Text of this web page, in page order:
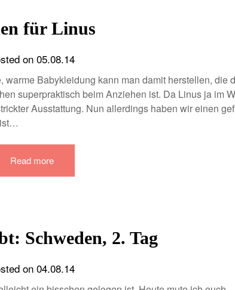
für Linus
on 05.08.14
Babykleidung kann man damit herstellen, die
superpraktisch beim Anziehen ist. Da Linus ja im
Ausstattung. Nun allerdings haben wir einen
ist…
Read more
Schweden, 2. Tag
on 04.08.14